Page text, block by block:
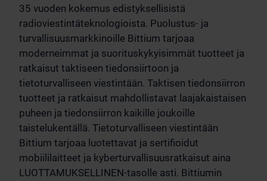
35 vuoden kokemus edistyksellisistä
radioviestintäteknologioista. Puolustus- ja
turvallisuusmarkkinoille Bittium tarjoaa
moderneimmat ja suorituskykyisimmät tuotteet ja
ratkaisut taktiseen tiedonsiirtoon ja
tietoturvalliseen viestintään. Taktisen tiedonsiirron
tuotteet ja ratkaisut mahdollistavat laajakaistaisen
puheen ja tiedonsiirron kaikille joukoille
taistelukentällä. Tietoturvalliseen viestintään
Bittium tarjoaa luotettavat ja sertifioidut
mobiililaitteet ja kyberturvallisuusratkaisut aina
LUOTTAMUKSELLINEN-tasolle asti. Bittiumin